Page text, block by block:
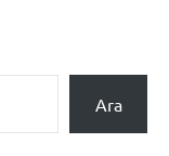
Ara